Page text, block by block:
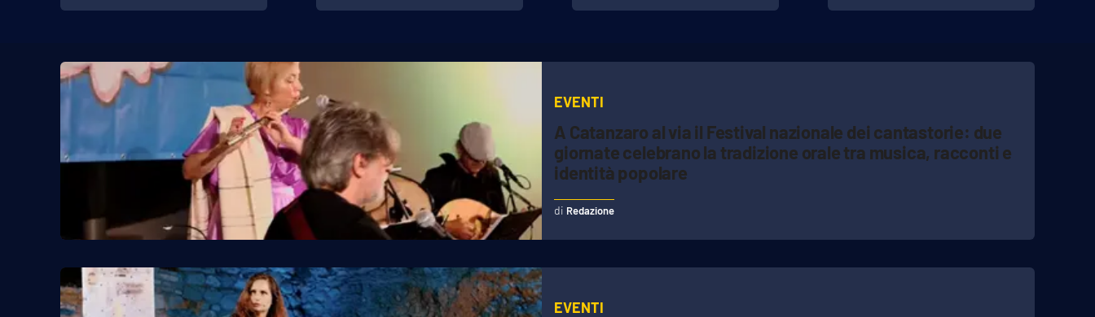
Venti di comunicazione
EVENTI
A Catanzaro al via il Festival nazionale dei cantastorie: due
giornate celebrano la tradizione orale tra musica, racconti e
identità popolare
Redazione
EVENTI